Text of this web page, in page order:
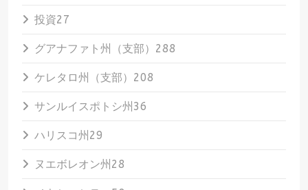
投資27
グアナファト州（支部） 288
ケレタロ州（支部） 208
サンルイスポトシ州 36
ハリスコ州 29
ヌエボレオン州 28